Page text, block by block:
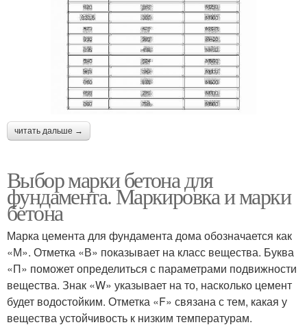
читать дальше →
Выбор марки бетона для
фундамента. Маркировка и марки
бетона
Марка цемента для фундамента дома обозначается как
«М». Отметка «В» показывает на класс вещества. Буква
«П» поможет определиться с параметрами подвижности
вещества. Знак «W» указывает на то, насколько цемент
будет водостойким. Отметка «F» связана с тем, какая у
вещества устойчивость к низким температурам.